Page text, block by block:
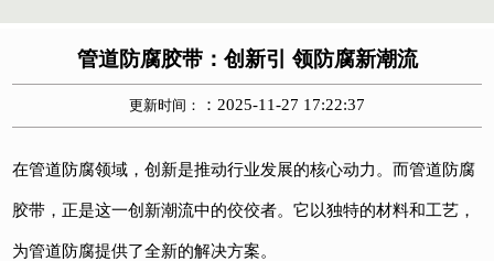
管道防腐胶带：创新引 领防腐新潮流
更新时间： ：2025-11-27 17:22:37
在管道防腐领域，创新是推动行业发展的核心动力。而管道防腐
胶带 ，正是这一创新潮流中的佼佼者。它以独特的材料和工艺，
为管道防腐提供了全新的解决方案。